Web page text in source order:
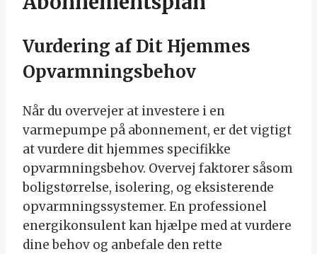
Vurdering af Dit Hjemmes
Opvarmningsbehov
Når du overvejer at investere i en
varmepumpe på abonnement, er det vigtigt
at vurdere dit hjemmes specifikke
opvarmningsbehov. Overvej faktorer såsom
boligstørrelse, isolering, og eksisterende
opvarmningssystemer. En professionel
energikonsulent kan hjælpe med at vurdere
dine behov og anbefale den rette